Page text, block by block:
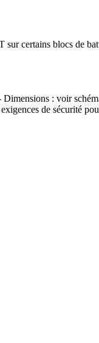
sur certains blocs de
: voir
de sécurité